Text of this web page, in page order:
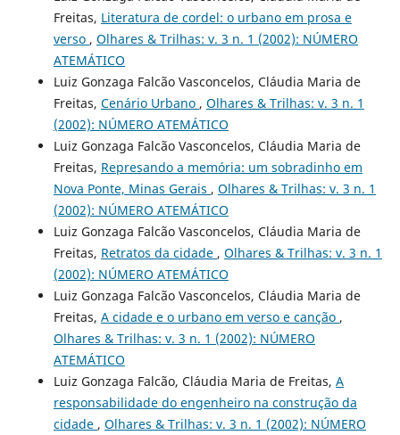
Freitas, Literatura de cordel: o urbano em prosa e
verso , Olhares & Trilhas: v. 3 n. 1 (2002): NÚMERO
ATEMÁTICO
Luiz Gonzaga Falcão Vasconcelos, Cláudia Maria de
Freitas, Cenário Urbano , Olhares & Trilhas: v. 3 n. 1
(2002): NÚMERO ATEMÁTICO
Luiz Gonzaga Falcão Vasconcelos, Cláudia Maria de
Freitas, Represando a memória: um sobradinho em
Nova Ponte, Minas Gerais , Olhares & Trilhas: v. 3 n. 1
(2002): NÚMERO ATEMÁTICO
Luiz Gonzaga Falcão Vasconcelos, Cláudia Maria de
Freitas, Retratos da cidade , Olhares & Trilhas: v. 3 n. 1
(2002): NÚMERO ATEMÁTICO
Luiz Gonzaga Falcão Vasconcelos, Cláudia Maria de
Freitas, A cidade e o urbano em verso e canção ,
Olhares & Trilhas: v. 3 n. 1 (2002): NÚMERO
ATEMÁTICO
Luiz Gonzaga Falcão, Cláudia Maria de Freitas, A
responsabilidade do engenheiro na construção da
cidade , Olhares & Trilhas: v. 3 n. 1 (2002): NÚMERO